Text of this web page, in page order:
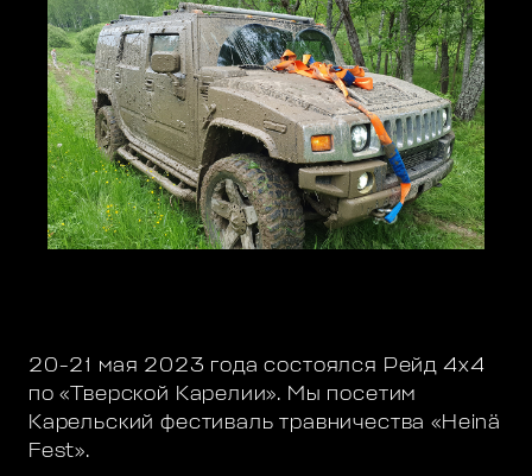
20-21 мая 2023 года состоялся Рейд 4х4
по «Тверской Карелии». Мы посетим
Карельский фестиваль травничества «Heinä
Fest».